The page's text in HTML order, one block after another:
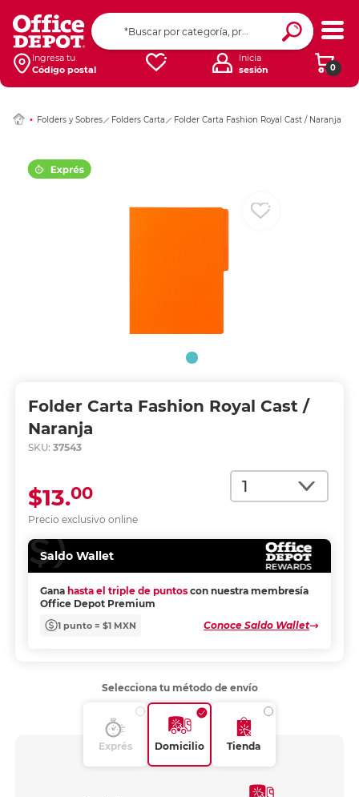
Ingresa tu
Código postal
0
Inicia
sesión
Folders y Sobres Folders Carta Folder Carta Fashion Royal Cast / Naranja
Folder Carta Fashion Royal Cast /
Naranja
SKU: 37543
Cantidad
Precio exclusivo online
$13.00
Saldo Wallet
Gana hasta el triple de puntos con nuestra membresía
Office Depot Premium
1 punto = $1 MXN Conoce Saldo Wallet
Ingresar Codigo
Selecciona tu método de envío
Exprés Domicilio Tienda